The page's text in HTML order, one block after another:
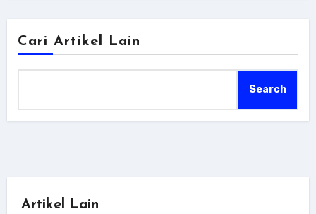
Cari Artikel Lain
Search
Artikel Lain